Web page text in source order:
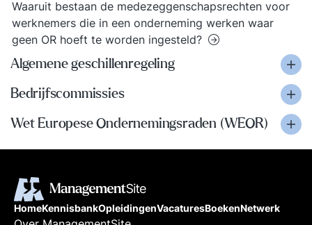
Waaruit bestaan de medezeggenschapsrechten voor
werknemers die in een onderneming werken waar
geen OR hoeft te worden ingesteld?
Algemene geschillenregeling
Bedrijfscommissies
Wet Europese Ondernemingsraden (WEOR)
HomeKennisbankOpleidingenVacaturesBoekenNetwerk